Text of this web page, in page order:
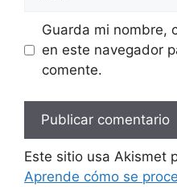
Guarda mi nombre,
en este navegador
comente.
Este sitio usa Akismet
Aprende cómo se